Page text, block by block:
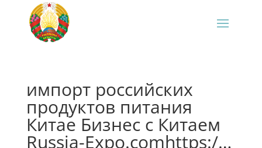
импорт российских
продуктов питания
Китае Бизнес с Китаем
Russia-Expo.comhttps:/…